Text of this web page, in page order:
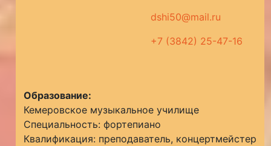
dshi50@mail.ru
+7 (3842) 25-47-16
Образование:
Кемеровское музыкальное училище
Специальность: фортепиано
Квалификация: преподаватель, концертмейстер